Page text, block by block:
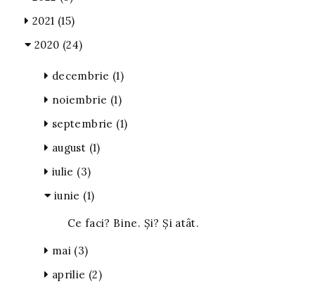
2021 (15)
2020 (24)
decembrie (1)
noiembrie (1)
septembrie (1)
august (1)
iulie (3)
iunie (1)
Ce faci? Bine. Și? Și atât.
mai (3)
aprilie (2)